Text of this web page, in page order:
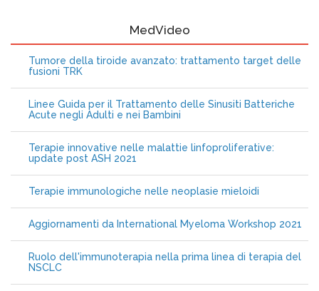
MedVideo
Tumore della tiroide avanzato: trattamento target delle
fusioni TRK
Linee Guida per il Trattamento delle Sinusiti Batteriche
Acute negli Adulti e nei Bambini
Terapie innovative nelle malattie linfoproliferative:
update post ASH 2021
Terapie immunologiche nelle neoplasie mieloidi
Aggiornamenti da International Myeloma Workshop 2021
Ruolo dell'immunoterapia nella prima linea di terapia del
NSCLC